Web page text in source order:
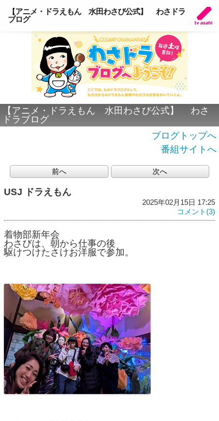
【アニメ・ドラえもん 水田わさび公式】 わさドラ
ブログ
【アニメ・ドラえもん 水田わさび公式】 わさ
ドラブログ
ブログトップへ
番組サイトへ
前へ 次へ
USJ ドラえもん
2025年02月15日 17:25
コメント(3)
着物部新年会
わさびは、朝から仕事の後
駆けつけたさけお洋服で参加。